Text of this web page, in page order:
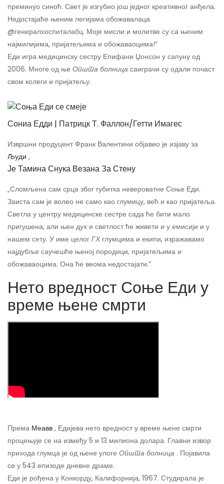
преминуо синоћ. Свет је изгубио још једног креативног анђела.
Недостајаће њеним легијама обожавалаца
@генералхоспиталабц. Моје мисли и молитве су са њеним
најмилијима, пријатељима и обожаваоцима!”
Еди игра медицинску сестру Епифани Џонсон у сапуну од
2006. Многе од ње Општа болница саиграчи су одали почаст
свом колеги и пријатељу.
Сониа Едди | Патрицк Т. Фаллон/Гетти Имагес
Извршни продуцент Франк Валентини објавио је изјаву за
Људи ,
Је Тамина Снука Везана За Стену
„Сломљена сам срца због губитка невероватне Соње Еди.
Заиста сам је волео не само као глумицу, већ и као пријатеља.
Светла у центру медицинске сестре сада ће бити мало
пригушена, али њен дух и светлост ће живети и у емисији и у
нашем сету. У име целог ГХглумцима и екипи, изражавамо
најдубље саучешће њеној породици, пријатељима и
обожаваоцима. Она ће веома недостајати.”
Нето вредност Соње Еди у
време њене смрти
Према Меавв , Едијева нето вредност у време њене смрти
процењује се на између 5 и 13 милиона долара. Главни извор
прихода глумца је од њене улоге Општа болница . Појавила
се у 543 епизоде ​​дневне драме.
Еди је рођена у Конкорду, Калифорнија, 1967. Студирала је